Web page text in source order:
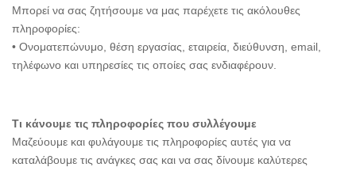
Μπορεί να σας ζητήσουμε να μας παρέχετε τις ακόλουθες
πληροφορίες:
• Ονοματεπώνυμο, θέση εργασίας, εταιρεία, διεύθυνση, email,
τηλέφωνο και υπηρεσίες τις οποίες σας ενδιαφέρουν.
Τι κάνουμε τις πληροφορίες που συλλέγουμε
Μαζεύουμε και φυλάγουμε τις πληροφορίες αυτές για να
καταλάβουμε τις ανάγκες σας και να σας δίνουμε καλύτερες